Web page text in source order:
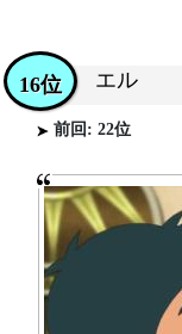
エル
16位
前回: 22位